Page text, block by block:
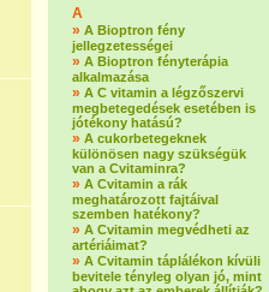
A
» A Bioptron fény
jellegzetességei
» A Bioptron fényterápia
alkalmazása
» A C vitamin a légzőszervi
megbetegedések esetében is
jótékony hatású?
» A cukorbetegeknek
különösen nagy szükségük
van a Cvitaminra?
» A Cvitamin a rák
meghatározott fajtáival
szemben hatékony?
» A Cvitamin megvédheti az
artériáimat?
» A Cvitamin táplálékon kívüli
bevitele tényleg olyan jó, mint